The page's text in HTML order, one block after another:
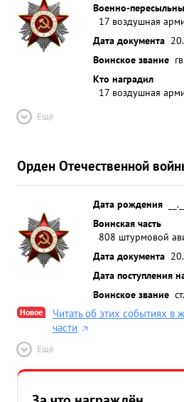
Военно-
17 воздушная
Дата документа
Воинское звание
Кто наградил
17 воздушная
Ещё
Орден Отечественной
Дата рождения
Воинская часть
808 штурмовой
Дата документа
Дата поступления
Воинское звание
Новое
Читать об этих событиях в
части
Ещё